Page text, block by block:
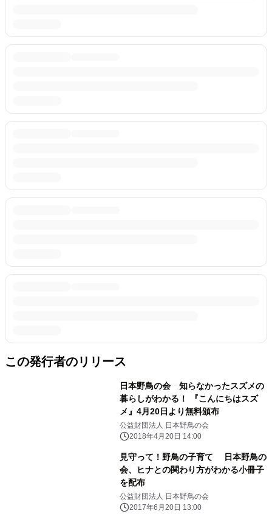
この発行者のリリース
日本野鳥の会 知らなかったスズメの
暮らしがわかる！ 『こんにちはスズ
メ』4月20日より無料頒布
公益財団法人 日本野鳥の会
2018年4月20日 14:00
見守って！野鳥の子育て 日本野鳥の
会、ヒナとの関わり方がわかる小冊子
を配布
公益財団法人 日本野鳥の会
2017年6月20日 13:00